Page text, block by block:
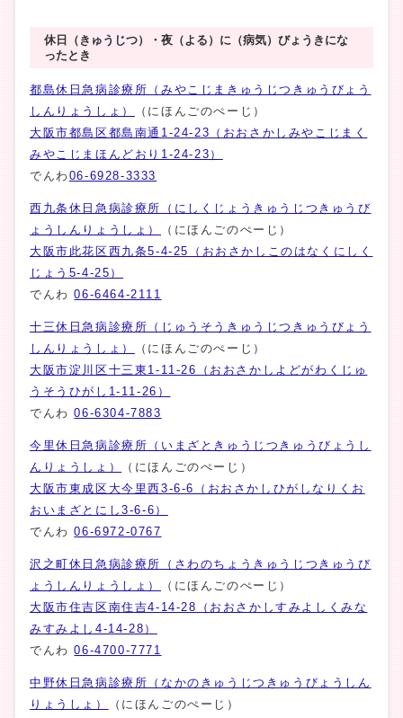
休日（きゅうじつ）・夜（よる）に（病気）びょうきにな
ったとき
都島休日急病診療所（みやこじまきゅうじつきゅうびょう
しんりょうしょ）
（にほんごのぺーじ）
大阪市都島区都島南通1-24-23（おおさかしみやこじまく
みやこじまほんどおり1-24-23）
でんわ 06-6928-3333
西九条休日急病診療所（にしくじょうきゅうじつきゅうび
ょうしんりょうしょ）
（にほんごのぺーじ）
大阪市此花区西九条5-4-25（おおさかしこのはなくにしく
じょう5-4-25）
でんわ06-6464-2111
十三休日急病診療所（じゅうそうきゅうじつきゅうびょう
しんりょうしょ）
（にほんごのぺーじ）
大阪市淀川区十三東1-11-26（おおさかしよどがわくじゅ
うそうひがし1-11-26）
でんわ06-6304-7883
今里休日急病診療所（いまざときゅうじつきゅうびょうし
んりょうしょ）
（にほんごのぺーじ）
大阪市東成区大今里西3-6-6（おおさかしひがしなりくお
おいまざとにし3-6-6）
でんわ06-6972-0767
沢之町休日急病診療所（さわのちょうきゅうじつきゅうび
ょうしんりょうしょ）
（にほんごのぺーじ）
大阪市住吉区南住吉4-14-28（おおさかしすみよしくみな
みすみよし4-14-28）
でんわ06-4700-7771
中野休日急病診療所（なかのきゅうじつきゅうびょうしん
りょうしょ）
（にほんごのぺーじ）